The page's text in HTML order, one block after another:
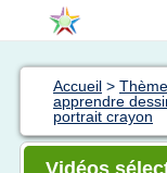
Accueil >
apprendre
portrait crayon
Vidéos